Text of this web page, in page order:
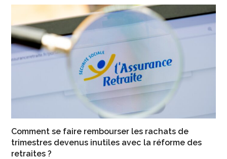
Comment se faire rembourser les rachats de
trimestres devenus inutiles avec la réforme des
retraites ?